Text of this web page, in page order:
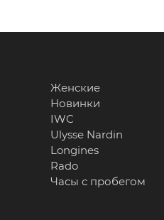
Женские
Новинки
IWC
Ulysse Nardin
Longines
Rado
Часы с пробегом